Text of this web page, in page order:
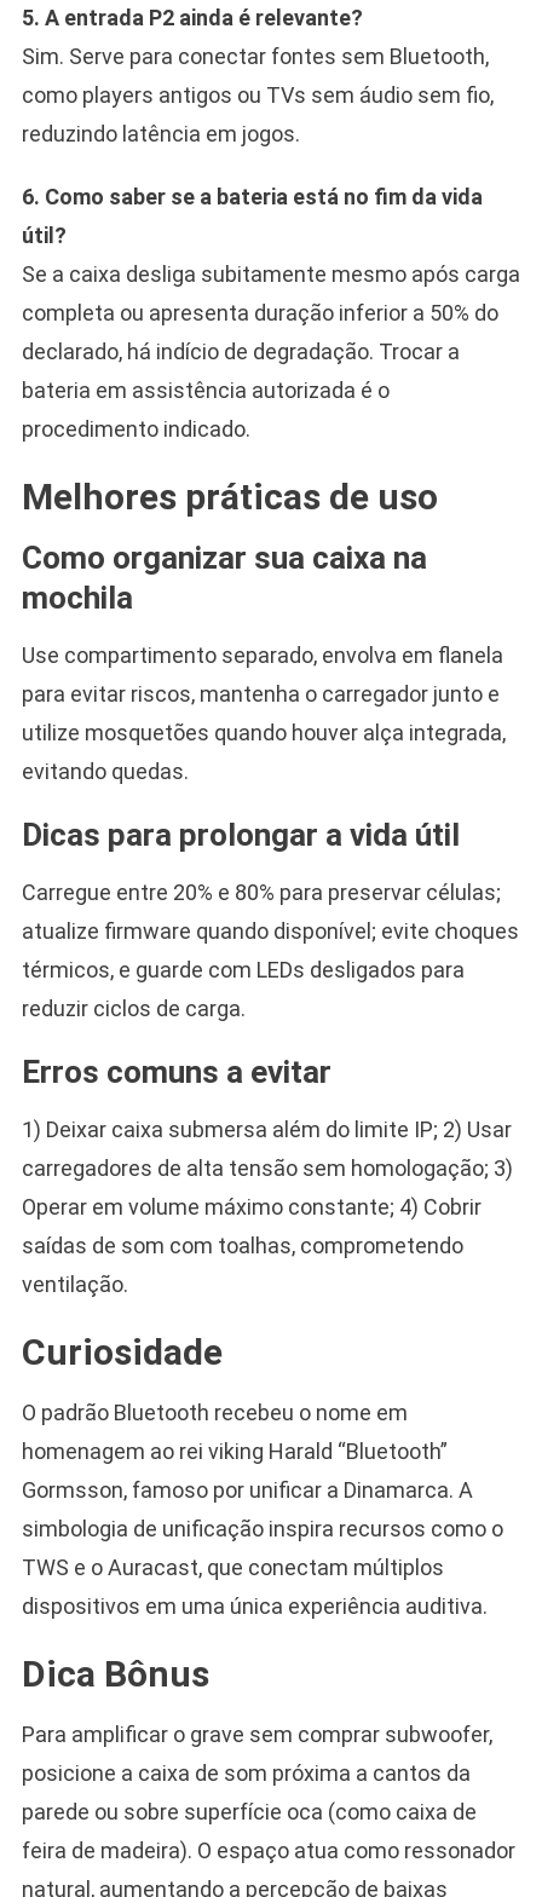
5. A entrada P2 ainda é relevante?
Sim. Serve para conectar fontes sem Bluetooth,
como players antigos ou TVs sem áudio sem fio,
reduzindo latência em jogos.
6. Como saber se a bateria está no fim da vida
útil?
Se a caixa desliga subitamente mesmo após carga
completa ou apresenta duração inferior a 50% do
declarado, há indício de degradação. Trocar a
bateria em assistência autorizada é o
procedimento indicado.
Melhores práticas de uso
Como organizar sua caixa na
mochila
Use compartimento separado, envolva em flanela
para evitar riscos, mantenha o carregador junto e
utilize mosquetões quando houver alça integrada,
evitando quedas.
Dicas para prolongar a vida útil
Carregue entre 20% e 80% para preservar células;
atualize firmware quando disponível; evite choques
térmicos, e guarde com LEDs desligados para
reduzir ciclos de carga.
Erros comuns a evitar
1) Deixar caixa submersa além do limite IP; 2) Usar
carregadores de alta tensão sem homologação; 3)
Operar em volume máximo constante; 4) Cobrir
saídas de som com toalhas, comprometendo
ventilação.
Curiosidade
O padrão Bluetooth recebeu o nome em
homenagem ao rei viking Harald “Bluetooth”
Gormsson, famoso por unificar a Dinamarca. A
simbologia de unificação inspira recursos como o
TWS e o Auracast, que conectam múltiplos
dispositivos em uma única experiência auditiva.
Dica Bônus
Para amplificar o grave sem comprar subwoofer,
posicione a caixa de som próxima a cantos da
parede ou sobre superfície oca (como caixa de
feira de madeira). O espaço atua como ressonador
natural, aumentando a percepção de baixas